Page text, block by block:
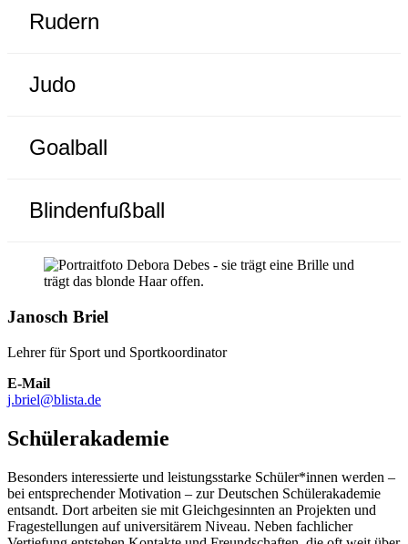
Rudern
Judo
Goalball
Blindenfußball
Janosch Briel
Lehrer für Sport und Sportkoordinator
E-Mail
j.briel@blista.de
Schülerakademie
Besonders interessierte und leistungsstarke Schüler*innen werden –
bei entsprechender Motivation – zur Deutschen Schülerakademie
entsandt. Dort arbeiten sie mit Gleichgesinnten an Projekten und
Fragestellungen auf universitärem Niveau. Neben fachlicher